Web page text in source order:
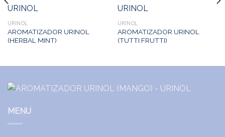
URINOL
AROMATIZADOR URINOL
(HERBAL MINT)
URINOL
AROMATIZADOR URINOL
(TUTTI FRUTTI)
MENU